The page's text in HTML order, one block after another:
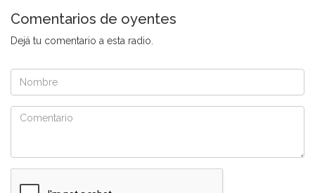
Comentarios de oyentes
Dejá tu comentario a esta radio.